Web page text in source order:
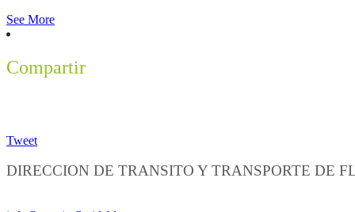
See More
Compartir
Tweet
DIRECCION DE TRANSITO Y TRANSPORTE DE